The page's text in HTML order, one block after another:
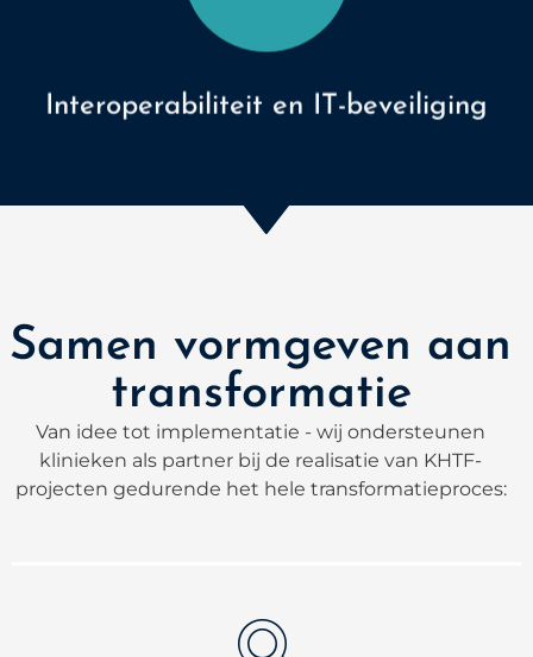
Interoperabiliteit en IT-beveiliging
Samen vormgeven aan
transformatie
Van idee tot implementatie - wij ondersteunen
klinieken als partner bij de realisatie van KHTF-
projecten gedurende het hele transformatieproces: